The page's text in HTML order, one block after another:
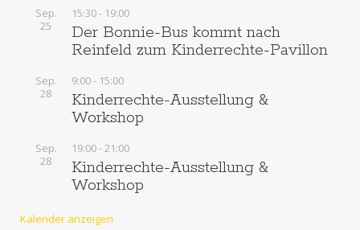
Sep.
25
15:30- 19:00
Der Bonnie-Bus kommt nach
Reinfeld zum Kinderrechte-Pavillon
Sep.
28
9:00- 15:00
Kinderrechte-Ausstellung &
Workshop
Sep.
28
19:00-21:00
Kinderrechte-Ausstellung &
Workshop
Kalender anzeigen